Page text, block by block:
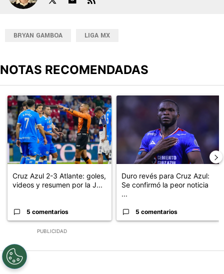
BRYAN GAMBOA LIGA MX
NOTAS RECOMENDADAS
PUBLICIDAD
Un artículo de tendencia con el título "Cruz Azul 2-3 Atlante:
Cruz Azul 2-3 Atlante: goles,
videos y resumen por la J...
5 comentarios
Un artículo de tendencia con
Duro revés para Cruz Azul:
Se confirmó la peor noticia
...
5 comentarios